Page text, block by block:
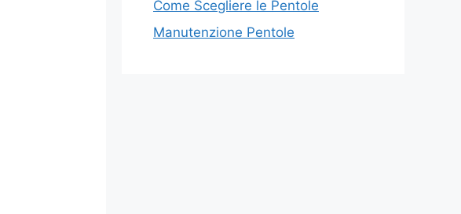
Come Scegliere le Pentole
Manutenzione Pentole